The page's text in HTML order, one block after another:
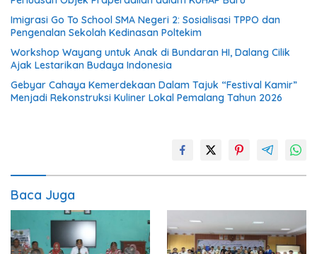
Imigrasi Go To School SMA Negeri 2: Sosialisasi TPPO dan
Pengenalan Sekolah Kedinasan Poltekim
Workshop Wayang untuk Anak di Bundaran HI, Dalang Cilik
Ajak Lestarikan Budaya Indonesia
Gebyar Cahaya Kemerdekaan Dalam Tajuk “Festival Kamir”
Menjadi Rekonstruksi Kuliner Lokal Pemalang Tahun 2026
Baca Juga